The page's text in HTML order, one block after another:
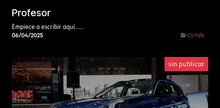
Profesor
Empiece a escribir aquí......
06/04/2025 Co:talk
sin publicar